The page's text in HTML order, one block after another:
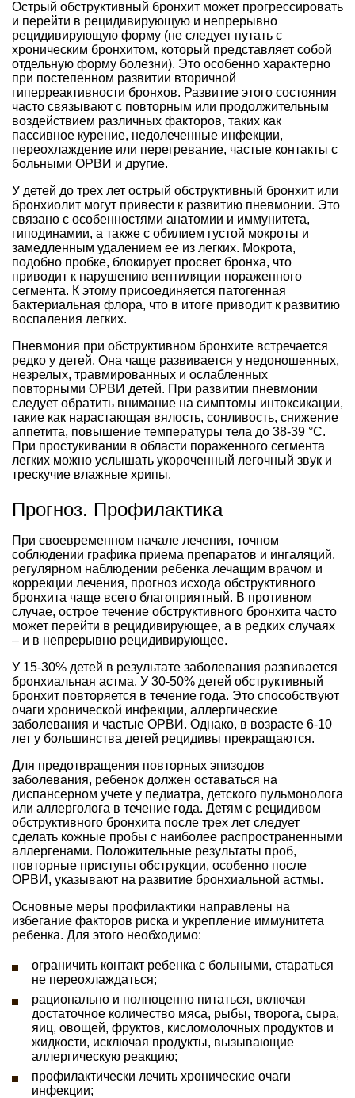
Острый обструктивный бронхит может прогрессировать
и перейти в рецидивирующую и непрерывно
рецидивирующую форму (не следует путать с
хроническим бронхитом, который представляет собой
отдельную форму болезни). Это особенно характерно
при постепенном развитии вторичной
гиперреактивности бронхов. Развитие этого состояния
часто связывают с повторным или продолжительным
воздействием различных факторов, таких как
пассивное курение, недолеченные инфекции,
переохлаждение или перегревание, частые контакты с
больными ОРВИ и другие.
У детей до трех лет острый обструктивный бронхит или
бронхиолит могут привести к развитию пневмонии. Это
связано с особенностями анатомии и иммунитета,
гиподинамии, а также с обилием густой мокроты и
замедленным удалением ее из легких. Мокрота,
подобно пробке, блокирует просвет бронха, что
приводит к нарушению вентиляции пораженного
сегмента. К этому присоединяется патогенная
бактериальная флора, что в итоге приводит к развитию
воспаления легких.
Пневмония при обструктивном бронхите встречается
редко у детей. Она чаще развивается у недоношенных,
незрелых, травмированных и ослабленных
повторными ОРВИ детей. При развитии пневмонии
следует обратить внимание на симптомы интоксикации,
такие как нарастающая вялость, сонливость, снижение
аппетита, повышение температуры тела до 38-39 °C.
При простукивании в области пораженного сегмента
легких можно услышать укороченный легочный звук и
трескучие влажные хрипы.
Прогноз. Профилактика
При своевременном начале лечения, точном
соблюдении графика приема препаратов и ингаляций,
регулярном наблюдении ребенка лечащим врачом и
коррекции лечения, прогноз исхода обструктивного
бронхита чаще всего благоприятный. В противном
случае, острое течение обструктивного бронхита часто
может перейти в рецидивирующее, а в редких случаях
– и в непрерывно рецидивирующее.
У 15-30% детей в результате заболевания развивается
бронхиальная астма. У 30-50% детей обструктивный
бронхит повторяется в течение года. Это способствуют
очаги хронической инфекции, аллергические
заболевания и частые ОРВИ. Однако, в возрасте 6-10
лет у большинства детей рецидивы прекращаются.
Для предотвращения повторных эпизодов
заболевания, ребенок должен оставаться на
диспансерном учете у педиатра, детского пульмонолога
или аллерголога в течение года. Детям с рецидивом
обструктивного бронхита после трех лет следует
сделать кожные пробы с наиболее распространенными
аллергенами. Положительные результаты проб,
повторные приступы обструкции, особенно после
ОРВИ, указывают на развитие бронхиальной астмы.
Основные меры профилактики направлены на
избегание факторов риска и укрепление иммунитета
ребенка. Для этого необходимо:
ограничить контакт ребенка с больными, стараться
не переохлаждаться;
рационально и полноценно питаться, включая
достаточное количество мяса, рыбы, творога, сыра,
яиц, овощей, фруктов, кисломолочных продуктов и
жидкости, исключая продукты, вызывающие
аллергическую реакцию;
профилактически лечить хронические очаги
инфекции;